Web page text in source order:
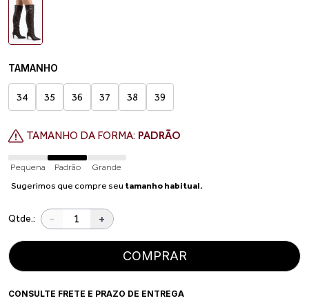
TAMANHO
34 35 36 37 38 39
TAMANHO DA FORMA: PADRÃO
Pequena Padrão
Grande
Sugerimos que compre seu tamanho habitual.
Qtde.: - +
COMPRAR
CONSULTE FRETE E PRAZO DE ENTREGA